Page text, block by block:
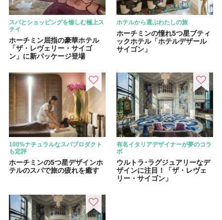
スパとショッピングを愉しむ極上ス
テイ
ホーチミン屈指の豪華ホテル
「ザ・レヴェリー・サイゴ
ン」に新パッケージ登場
ホテルから選ぶわたしの旅
ホーチミンの憧れ5つ星ブティ
ックホテル「ホテルデザール
サイゴン」
100%ナチュラルなスパプロダクト
も定評
ホーチミンの5つ星デザインホ
テルのスパで旅の疲れを癒す
有名イタリアデザイナーが夢のコラ
ボ
ウルトラ･ラグジュアリーなデ
ザインに注目！「ザ・レヴェ
リー・サイゴン」